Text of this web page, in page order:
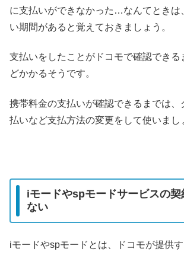
に支払いができなかった…なんてときは
い期間があると覚えておきましょう。
支払いをしたことがドコモで確認できる
どかかるそうです。
携帯料金の支払いが確認できるまでは、
払いなど支払方法の変更をして使いまし
iモードやspモードサービスの契
ない
iモードやspモードとは、ドコモが提供